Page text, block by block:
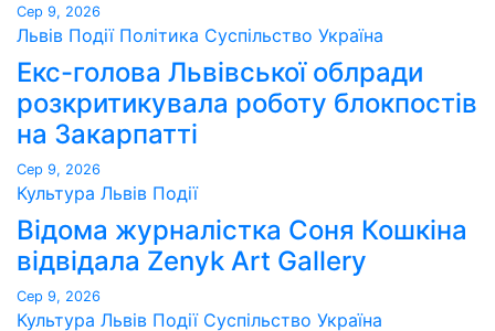
Сер 9, 2026
Львів Події Політика Суспільство Україна
Екс-голова Львівської облради
розкритикувала роботу блокпостів
на Закарпатті
Сер 9, 2026
Культура Львів Події
Відома журналістка Соня Кошкіна
відвідала Zenyk Art Gallery
Сер 9, 2026
Культура Львів Події Суспільство Україна